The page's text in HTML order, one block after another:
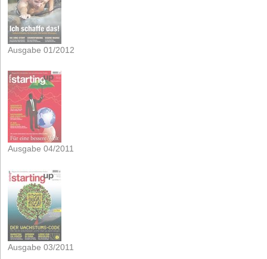
Ausgabe 01/2012
Ausgabe 04/2011
Ausgabe 03/2011